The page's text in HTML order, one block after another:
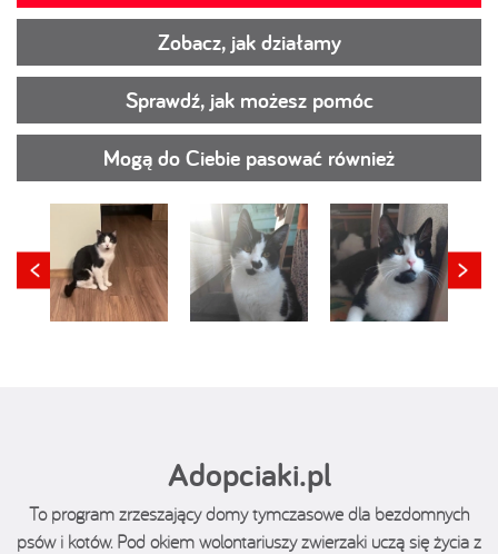
Zobacz, jak działamy
Sprawdź, jak możesz pomóc
Mogą do Ciebie pasować również
Adopciaki.pl
To program zrzeszający domy tymczasowe dla bezdomnych
psów i kotów. Pod okiem wolontariuszy zwierzaki uczą się życia z